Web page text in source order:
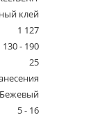
клей
1 127
130 - 190
25
Бежевый
5 - 16